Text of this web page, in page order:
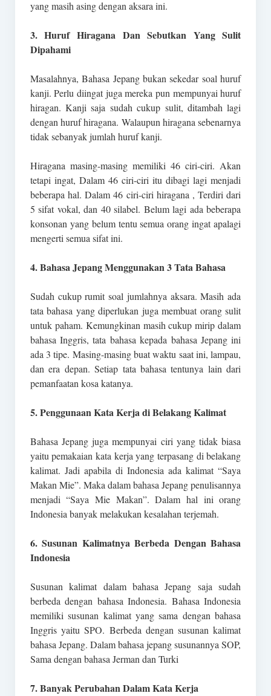
yang masih asing dengan aksara ini.
3. Huruf Hiragana Dan Sebutkan Yang Sulit
Dipahami
Masalahnya, Bahasa Jepang bukan sekedar soal huruf
kanji. Perlu diingat juga mereka pun mempunyai huruf
hiragan. Kanji saja sudah cukup sulit, ditambah lagi
dengan huruf hiragana. Walaupun hiragana sebenarnya
tidak sebanyak jumlah huruf kanji.
Hiragana masing-masing memiliki 46 ciri-ciri. Akan
tetapi ingat, Dalam 46 ciri-ciri itu dibagi lagi menjadi
beberapa hal. Dalam 46 ciri-ciri hiragana , Terdiri dari
5 sifat vokal, dan 40 silabel. Belum lagi ada beberapa
konsonan yang belum tentu semua orang ingat apalagi
mengerti semua sifat ini.
4. Bahasa Jepang Menggunakan 3 Tata Bahasa
Sudah cukup rumit soal jumlahnya aksara. Masih ada
tata bahasa yang diperlukan juga membuat orang sulit
untuk paham. Kemungkinan masih cukup mirip dalam
bahasa Inggris, tata bahasa kepada bahasa Jepang ini
ada 3 tipe. Masing-masing buat waktu saat ini, lampau,
dan era depan. Setiap tata bahasa tentunya lain dari
pemanfaatan kosa katanya.
5. Penggunaan Kata Kerja di Belakang Kalimat
Bahasa Jepang juga mempunyai ciri yang tidak biasa
yaitu pemakaian kata kerja yang terpasang di belakang
kalimat. Jadi apabila di Indonesia ada kalimat “Saya
Makan Mie”. Maka dalam bahasa Jepang penulisannya
menjadi “Saya Mie Makan”. Dalam hal ini orang
Indonesia banyak melakukan kesalahan terjemah.
6. Susunan Kalimatnya Berbeda Dengan Bahasa
Indonesia
Susunan kalimat dalam bahasa Jepang saja sudah
berbeda dengan bahasa Indonesia. Bahasa Indonesia
memiliki susunan kalimat yang sama dengan bahasa
Inggris yaitu SPO. Berbeda dengan susunan kalimat
bahasa Jepang. Dalam bahasa jepang susunannya SOP,
Sama dengan bahasa Jerman dan Turki
7. Banyak Perubahan Dalam Kata Kerja